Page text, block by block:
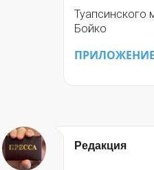
Бойко
ПРИЛОЖЕНИЕ
Редакция